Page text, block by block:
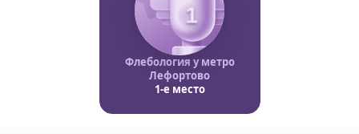
1
Флебология у метро
Лефортово
1-е место